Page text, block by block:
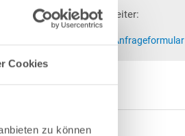
Cookies
zu können
Wir helfen Ihnen gerne weiter:
Anfrageformular